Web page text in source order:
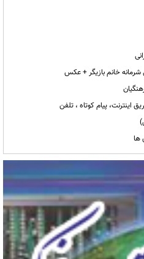
خانم بازیگر + عکس
اینترنت، پیام کوتاه ، تلفن
ها